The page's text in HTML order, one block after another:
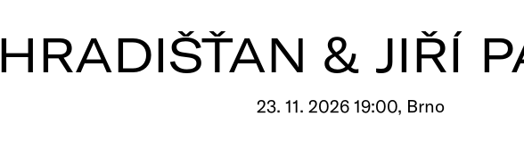
HRADIŠŤAN & JIŘÍ
23. 11. 2026 19:00, Brno